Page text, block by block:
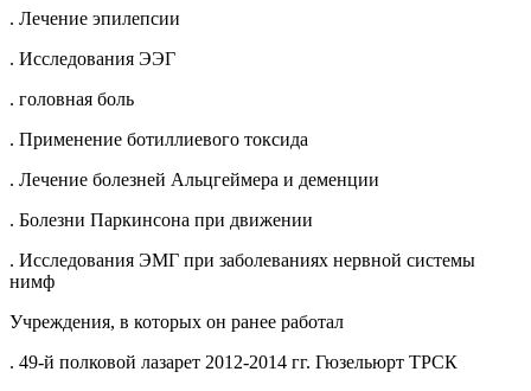
. Лечение эпилепсии
. Исследования ЭЭГ
. головная боль
. Применение ботиллиевого токсида
. Лечение болезней Альцгеймера и деменции
. Болезни Паркинсона при движении
. Исследования ЭМГ при заболеваниях нервной системы
нимф
Учреждения, в которых он ранее работал
. 49-й полковой лазарет 2012-2014 гг. Гюзельюрт ТРСК